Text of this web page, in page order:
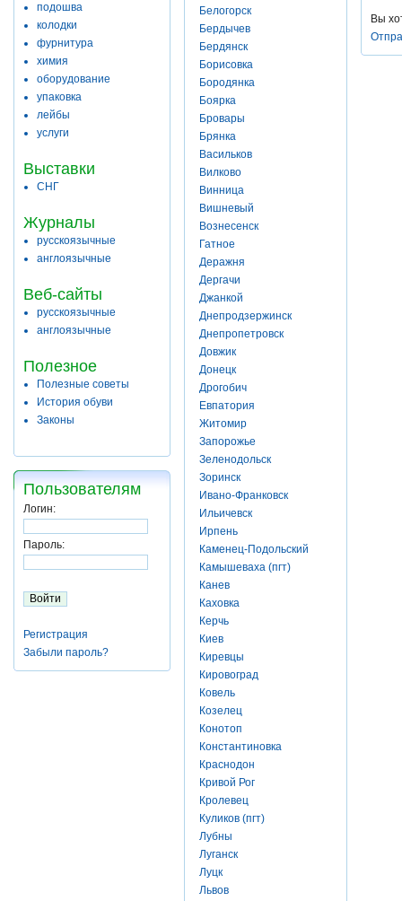
подошва
колодки
фурнитура
химия
оборудование
упаковка
лейбы
услуги
Выставки
СНГ
Журналы
русскоязычные
англоязычные
Веб-сайты
русскоязычные
англоязычные
Полезное
Полезные советы
История обуви
Законы
Пользователям
Логин:
Пароль:
Регистрация
Забыли пароль?
Белогорск
Бердычев
Бердянск
Борисовка
Бородянка
Боярка
Бровары
Брянка
Васильков
Вилково
Винница
Вишневый
Вознесенск
Гатное
Деражня
Дергачи
Джанкой
Днепродзержинск
Днепропетровск
Довжик
Донецк
Дрогобич
Евпатория
Житомир
Запорожье
Зеленодольск
Зоринск
Ивано-Франковск
Ильичевск
Ирпень
Каменец-Подольский
Камышеваха (пгт)
Канев
Каховка
Керчь
Киев
Киревцы
Кировоград
Ковель
Козелец
Конотоп
Константиновка
Краснодон
Кривой Рог
Кролевец
Куликов (пгт)
Лубны
Луганск
Луцк
Львов
Вы